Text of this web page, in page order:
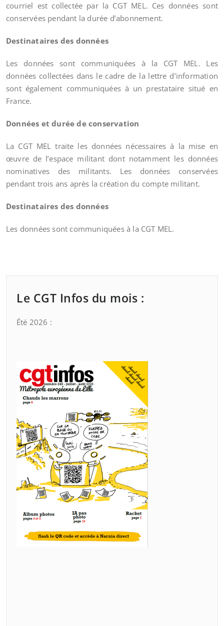
courriel est collectée par la CGT MEL. Ces données sont
conservées pendant la durée d’abonnement.
Destinataires des données
Les données sont communiquées à la CGT MEL. Les
données collectées dans le cadre de la lettre d’information
sont également communiquées à un prestataire situé en
France.
Données et durée de conservation
La CGT MEL traite les données nécessaires à la mise en
œuvre de l’espace militant dont notamment les données
nominatives des militants. Les données conservées
pendant trois ans après la création du compte militant.
Destinataires des données
Les données sont communiquées à la CGT MEL.
Le CGT Infos du mois :
Été 2026 :